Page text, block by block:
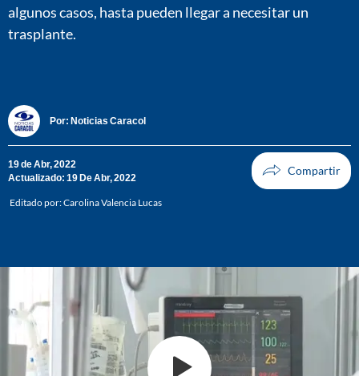
algunos casos, hasta pueden llegar a necesitar un
trasplante.
Por: Noticias Caracol
19 de Abr, 2022
Actualizado: 19 De Abr, 2022
Editado por:Carolina Valencia Lucas